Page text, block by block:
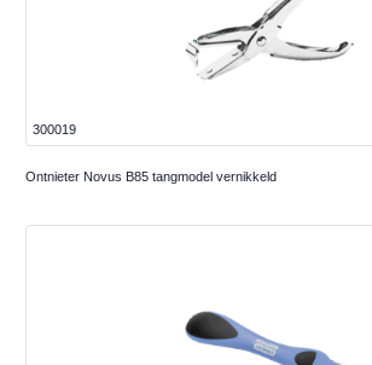
300019
Ontnieter Novus B85 tangmodel vernikkeld